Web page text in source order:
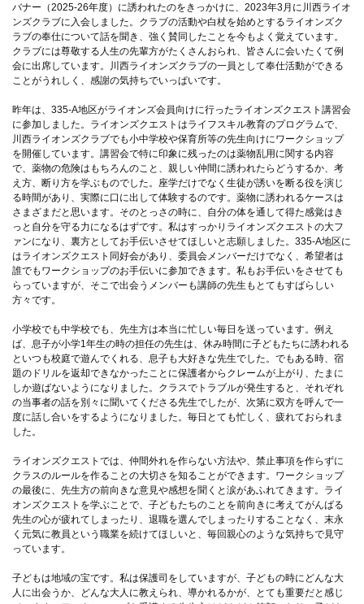
バナー（2025-26年度）に誘われたのをきっかけに、2023年3月に川西ライオ
ンズクラブに入会しました。クラブの活動や白杖を始めとするライオンズク
ラブの奉仕について話を聞き、強く賛同したことを今もよく覚えています。
クラブには尊敬する人生の先輩方がたくさんおられ、皆さんに会いたくて例
会に出席しています。川西ライオンズクラブの一員として奉仕活動ができる
ことがうれしく、感謝の気持ちでいっぱいです。
昨年は、335-A地区がライオンズ会員向けに行ったライオンズクエスト講習会
に参加しました。ライオンズクエストはライフスキル教育のプログラムで、
川西ライオンズクラブでも小中学校や保育所等の先生向けにワークショップ
を開催しています。講習会で特に印象に残ったのは薬物乱用に関する内容
で、薬物の危険はもちろんのこと、親しい仲間に誘われたらどうするか、考
え方、断り方を学ぶものでした。座学だけでなく生徒が誘いを断る役を演じ
る時間があり、実際に口に出して体験するのです。薬物に誘われるケースは
さまざまだと思います。そのとっさの時に、自分の体を通して得た感覚はき
っと自分を守る力になるはずです。私はすっかりライオンズクエストの大フ
ァンになり、裏方としてお手伝いさせてほしいと志願しました。335-A地区に
はライオンズクエスト同好会があり、委員会メンバーだけでなく、希望者は
誰でもワークショップのお手伝いに参加できます。私もお手伝いをさせても
らっていますが、そこで出会うメンバーも講師の先生もとてもすばらしい
方々です。
小学校でも中学校でも、先生方は本当に忙しい毎日を送っています。例え
ば、息子が小学1年生の時の担任の先生は、休み時間に子どもたちに誘われる
といつも校庭で遊んでくれる、息子も大好きな先生でした。でもある時、宿
題のドリルを返却できなかったことに保護者からクレームが上がり、たまに
しか遊ばないようになりました。クラスでトラブルが発生すると、それぞれ
の当事者の話を別々に聞いてくださる先生でしたが、次第に双方を呼んで一
度に話し合いをするようになりました。毎日とても忙しく、疲れておられま
した。
ライオンズクエストでは、仲間外れを作らない方法や、禁止事項を作らずに
クラスのルールを作ることの大切さを知ることができます。ワークショップ
の最後に、先生方の前向きな意見や感想を聞くと涙があふれてきます。ライ
オンズクエストを学ぶことで、子どもたちのことを前向きに考えてがんばる
先生の心が疲れてしまったり、退職を選んでしまったりすることなく、末永
く元気に教員という職業を続けてほしいと、毎回親心のような気持ちで見守
っています。
子どもは地域の宝です。私は保護司をしていますが、子どもの時にどんな大
人に出会うか、どんな大人に教えられ、導かれるかが、とても重要だと感じ